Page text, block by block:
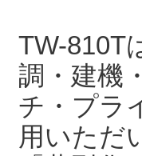
TW-810T
調・建機
チ・プラ
用いただ